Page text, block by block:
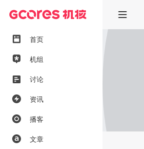
首页
机组
讨论
资讯
播客
文章